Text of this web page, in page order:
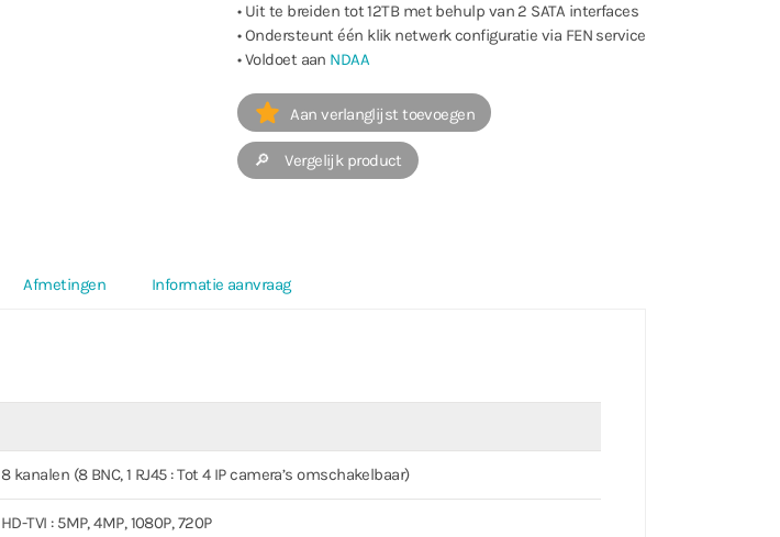
• Uit te breiden tot 12TB met behulp van 2 SATA interfaces
• Ondersteunt één klik netwerk configuratie via FEN service
• Voldoet aan NDAA
Aan verlanglijst toevoegen
🔎 Vergelijk product
Afmetingen Informatie aanvraag
8 kanalen (8 BNC, 1 RJ45 : Tot 4 IP camera’s omschakelbaar)
HD-TVI : 5MP, 4MP, 1080P, 720P